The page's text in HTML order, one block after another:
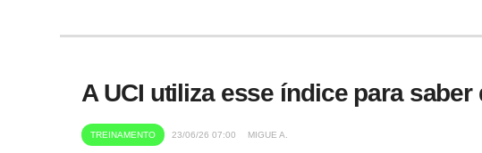
A UCI utiliza esse índice para
TREINAMENTO 23/06/26 07:00 MIGUE A.